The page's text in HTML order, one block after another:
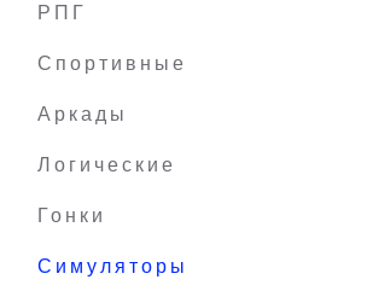
РПГ
Спортивные
Аркады
Логические
Гонки
Симуляторы